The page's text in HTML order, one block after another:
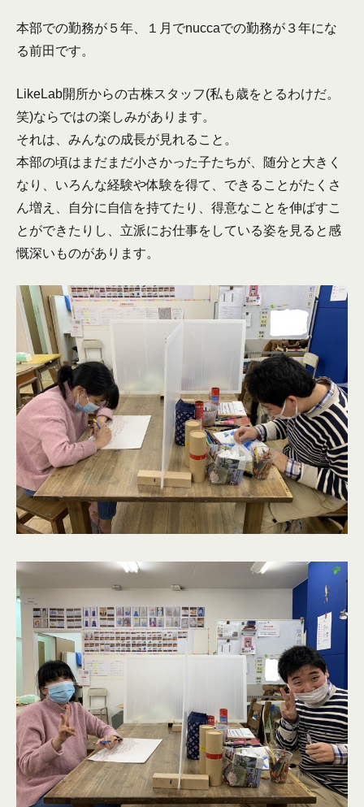
本部での勤務が５年、１月でnuccaでの勤務が３年にな
る前田です。
LikeLab開所からの古株スタッフ(私も歳をとるわけだ。
笑)ならではの楽しみがあります。
それは、みんなの成長が見れること。
本部の頃はまだまだ小さかった子たちが、随分と大きく
なり、いろんな経験や体験を得て、できることがたくさ
ん増え、自分に自信を持てたり、得意なことを伸ばすこ
とができたりし、立派にお仕事をしている姿を見ると感
慨深いものがあります。